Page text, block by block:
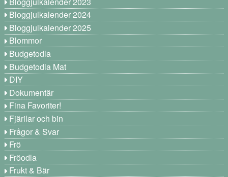
Bloggjulkalender 2024
Bloggjulkalender 2025
Blommor
Budgetodla
Budgetodla Mat
DIY
Dokumentär
Fina Favoriter!
Fjärilar och bin
Frågor & Svar
Frö
Fröodla
Frukt & Bär